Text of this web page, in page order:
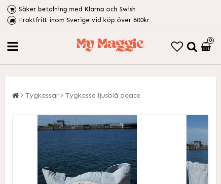
Säker betalning med Klarna och Swish
Fraktfritt inom Sverige vid köp över 600kr
0
Tygkassar Tygkasse ljusblå peace